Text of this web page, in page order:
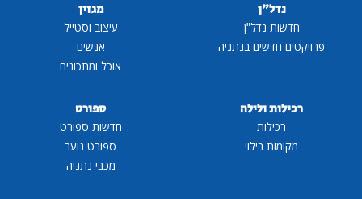
נדל"ן
חדשות נדל"ן
פרויקטים חדשים בנתניה
מגזין
עיצוב וסטייל
אנשים
אוכל ומתכונים
רכילות ולילה
רכילות
מקומות בילוי
ספורט
חדשות ספורט
ספורט נוער
מכבי נתניה